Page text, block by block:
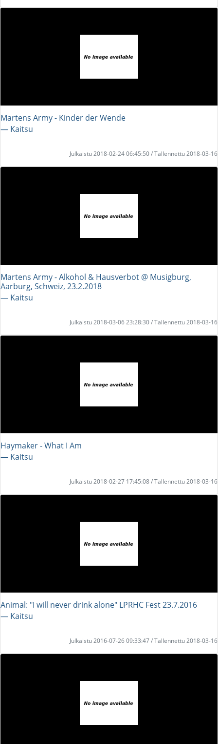
Martens Army - Kinder der Wende
― Kaitsu
Julkaistu 2018-02-24 06:45:50 / Tallennettu 2018-03-16
Martens Army - Alkohol & Hausverbot @ Musigburg,
Aarburg, Schweiz, 23.2.2018
― Kaitsu
Julkaistu 2018-03-06 23:28:30 / Tallennettu 2018-03-16
Haymaker - What I Am
― Kaitsu
Julkaistu 2018-02-27 17:45:08 / Tallennettu 2018-03-16
Animal: "I will never drink alone" LPRHC Fest 23.7.2016
― Kaitsu
Julkaistu 2016-07-26 09:33:47 / Tallennettu 2018-03-16